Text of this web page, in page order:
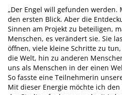
„Der Engel will gefunden
den ersten Blick. Aber die
Sinnen am Projekt zu beteiligen,
Menschen, es verändert sie. Sie
öffnen, viele kleine Schritte zu
die Welt, hin zu anderen
uns als Menschen in der einen
So fasste eine Teilnehmerin
Mit dieser Energie möchte ich